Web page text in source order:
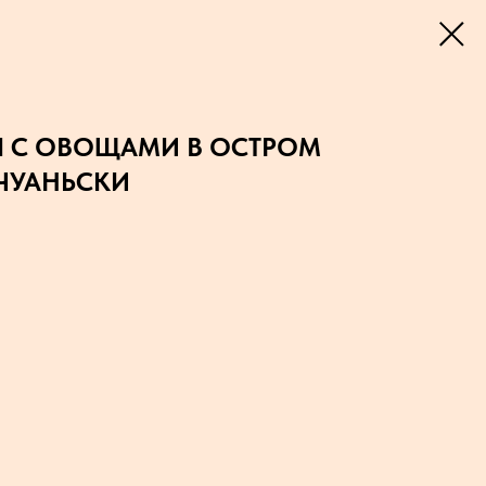
С ОВОЩАМИ В ОСТРОМ